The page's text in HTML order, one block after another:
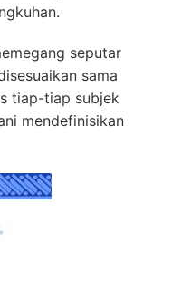
seputar
sama
tiap-tiap subjek
mendefinisikan